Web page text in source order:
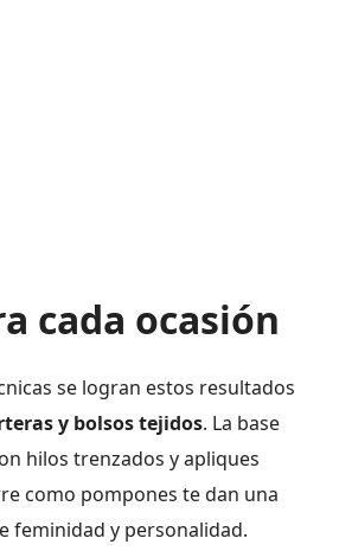
cada ocasión
se logran estos resultados
y bolsos tejidos. La base
hilos trenzados y apliques
como pompones te dan una
feminidad y personalidad.